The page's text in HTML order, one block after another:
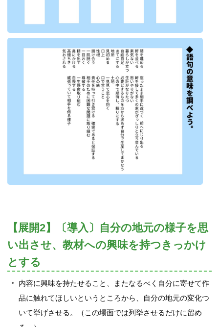
【展開2】〔導入〕自分の地元の様子を思
い出させ、教材への興味を持つきっかけ
とする
内容に興味を持たせること、またなるべく自分に寄せて作
品に触れてほしいというところから、自分の地元の変化つ
いて挙げさせる。（この場面では列挙させるだけに留め